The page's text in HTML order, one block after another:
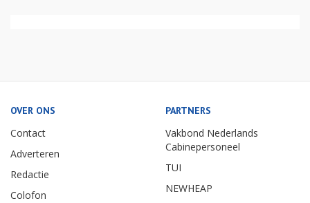
OVER ONS
Contact
Adverteren
Redactie
Colofon
PARTNERS
Vakbond Nederlands
Cabinepersoneel
TUI
NEWHEAP